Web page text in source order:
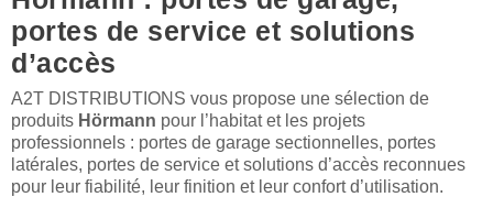
portes de service et solutions
d’accès
A2T DISTRIBUTIONS vous propose une sélection de
produits Hörmann pour l’habitat et les projets
professionnels : portes de garage sectionnelles, portes
latérales, portes de service et solutions d’accès reconnues
pour leur fiabilité, leur finition et leur confort d’utilisation.